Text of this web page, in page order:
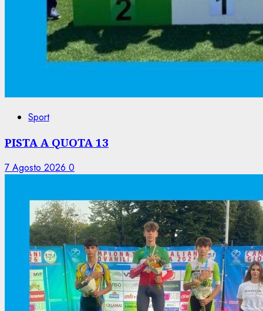
Sport
PISTA A QUOTA 13
7 Agosto 2026 0